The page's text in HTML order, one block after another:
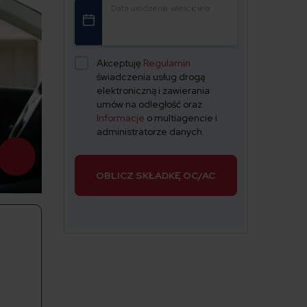
Data urodzenia właściciela
Akceptuję Regulamin
świadczenia usług drogą
elektroniczną i zawierania
umów na odległość oraz
Informacje o multiagencie i
administratorze danych.
OBLICZ SKŁADKĘ OC/AC